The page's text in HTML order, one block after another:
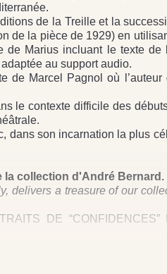
de la Treille et la
de la pièce de 1929) en
de Marius incluant le texte
au support audio.
de Marcel Pagnol où
le contexte difficile des
dans son incarnation la plus
la collection d'André Bernard.
delivers a treasure of our
DE “CONFIDENCES”
INÉDITES : LE CINÉMA